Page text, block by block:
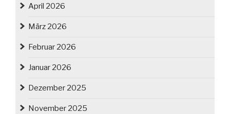
April 2026
März 2026
Februar 2026
Januar 2026
Dezember 2025
November 2025